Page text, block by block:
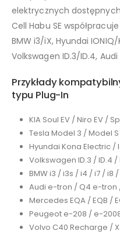
elektrycznych
Cell Habu SE
BMW i3/iX, Hyundai
Volkswagen ID.3/ID.4,
Przykłady
typu Plug-In
KIA Soul EV / Niro EV /
Tesla Model 3 / Model
Hyundai Kona Electric /
Volkswagen ID.3 / ID.4 /
BMW i3 / i3s / i4 / i7 / i8 /
Audi e-tron / Q4 e-
Mercedes EQA / EQB /
Peugeot e-208 / e-2008
Volvo C40 Recharge /